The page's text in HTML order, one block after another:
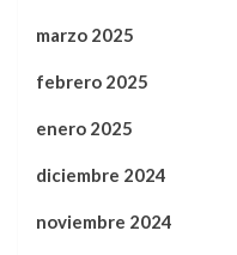
marzo 2025
febrero 2025
enero 2025
diciembre 2024
noviembre 2024